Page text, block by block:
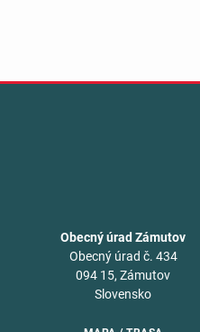
Obecný úrad Zámutov
Obecný úrad č. 434
094 15, Zámutov
Slovensko